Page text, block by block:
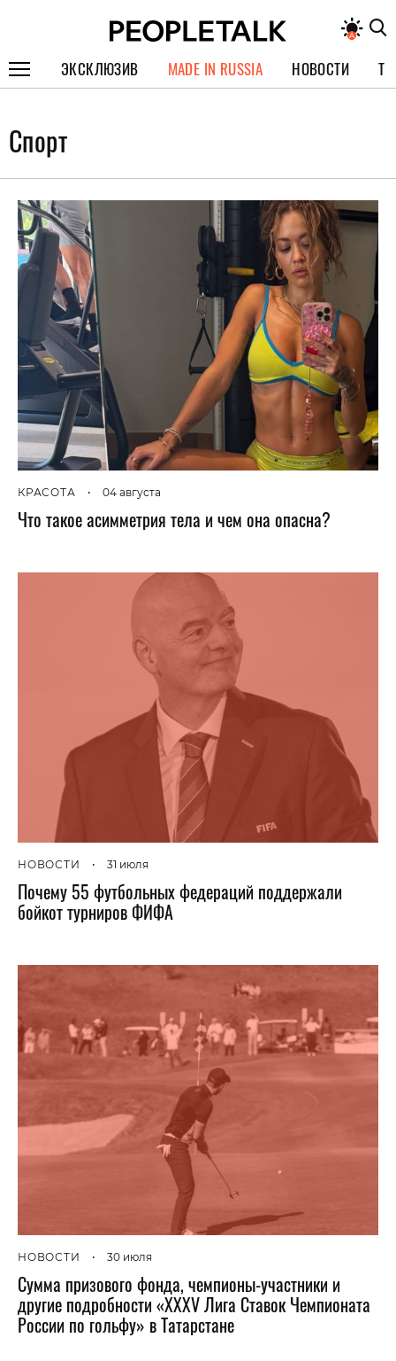
ЭКСКЛЮЗИВ
ИНТЕРВЬЮ
ПОКОЛЕНИЕ
MADE IN RUSSIA НОВОСТИ
Спорт
КРАСОТА • 04 августа
Что такое асимметрия тела и чем она опасна?
НОВОСТИ • 31 июля
Почему 55 футбольных федераций поддержали
бойкот турниров ФИФА
НОВОСТИ • 30 июля
Сумма призового фонда, чемпионы-участники и
другие подробности «XXXV Лига Ставок Чемпионата
России по гольфу» в Татарстане